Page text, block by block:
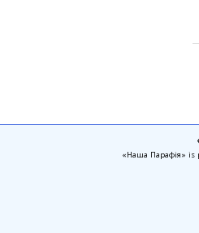
«Наша Парафія» is